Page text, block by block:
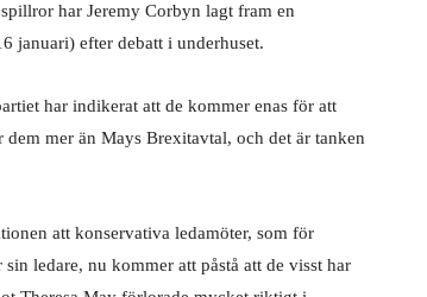
har Jeremy Corbyn lagt fram en
januari) efter debatt i underhuset.
har indikerat att de kommer enas för att
mer än Mays Brexitavtal, och det är tanken
att konservativa ledamöter, som för
ledare, nu kommer att påstå att de visst har